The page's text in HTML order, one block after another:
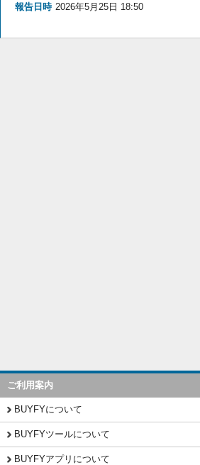
報告日時 2026年5月25日 18:50
ご利用案内
BUYFYについて
BUYFYツールについて
BUYFYアプリについて